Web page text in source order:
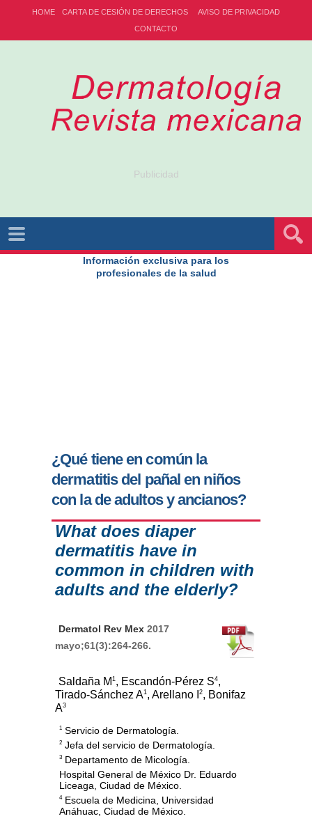
HOME CARTA DE CESIÓN DE DERECHOS
AVISO DE PRIVACIDAD
CONTACTO
Publicidad
Información exclusiva para los
profesionales de la salud
¿Qué tiene en común la
dermatitis del pañal en niños
con la de adultos y ancianos?
What does diaper
dermatitis have in
common in children with
adults and the elderly?
Dermatol Rev Mex 2017
mayo;61(3):264-266.
Saldaña M 1 , Escandón-Pérez S4,
Tirado-Sánchez A1 , Arellano I 2, Bonifaz
A3
1 Servicio de Dermatología.
2 Jefa del servicio de Dermatología.
3 Departamento de Micología.
Hospital General de México Dr. Eduardo
Liceaga, Ciudad de México.
4Escuela de Medicina, Universidad
Anáhuac, Ciudad de México.